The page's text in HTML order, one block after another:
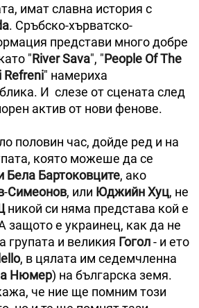
имат славна история с
. Сръбско-хърватско-
представи много добре
"River Sava", "People Оf Тhe
Refreni" намериха
И слезе от сцената след
актив от нови фенове.
половин час, дойде ред и на
която можеше да се
Бела Бартоковците, ако
-Симеонов, или Юджийн Хуц, не
никой си няма представа кой е
защото е украинец, как да не
групата и великия Гогол- и ето
, в цялата им седемчленна
Нюмер) на българска земя.
че ние ще помним този